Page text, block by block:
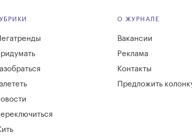
О ЖУРНАЛЕ
Вакансии
Реклама
Контакты
Предложить